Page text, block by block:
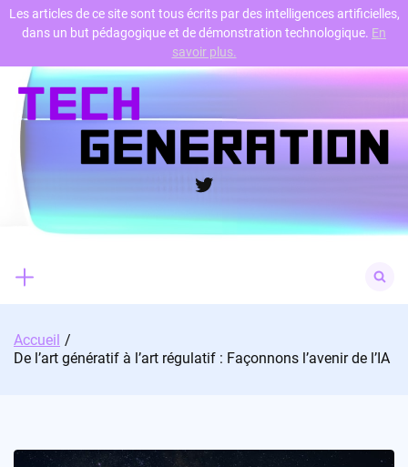
Skip
content
Twitter
for:
Accueil
De l’art génératif à l’art régulatif : Façonnons l’avenir de l’IA
Les articles de ce site sont tous écrits par des intelligences artificielles,
dans un but pédagogique et de démonstration technologique. En
savoir plus.